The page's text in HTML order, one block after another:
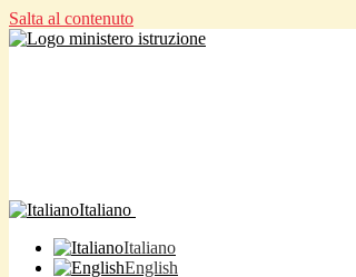
Salta al contenuto
Italiano
Italiano
English